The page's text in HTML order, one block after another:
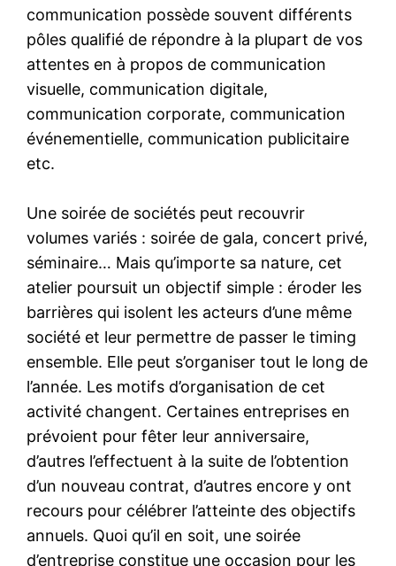
communication possède souvent différents
pôles qualifié de répondre à la plupart de vos
attentes en à propos de communication
visuelle, communication digitale,
communication corporate, communication
événementielle, communication publicitaire
etc.
Une soirée de sociétés peut recouvrir
volumes variés : soirée de gala, concert privé,
séminaire… Mais qu’importe sa nature, cet
atelier poursuit un objectif simple : éroder les
barrières qui isolent les acteurs d’une même
société et leur permettre de passer le timing
ensemble. Elle peut s’organiser tout le long de
l’année. Les motifs d’organisation de cet
activité changent. Certaines entreprises en
prévoient pour fêter leur anniversaire,
d’autres l’effectuent à la suite de l’obtention
d’un nouveau contrat, d’autres encore y ont
recours pour célébrer l’atteinte des objectifs
annuels. Quoi qu’il en soit, une soirée
d’entreprise constitue une occasion pour les